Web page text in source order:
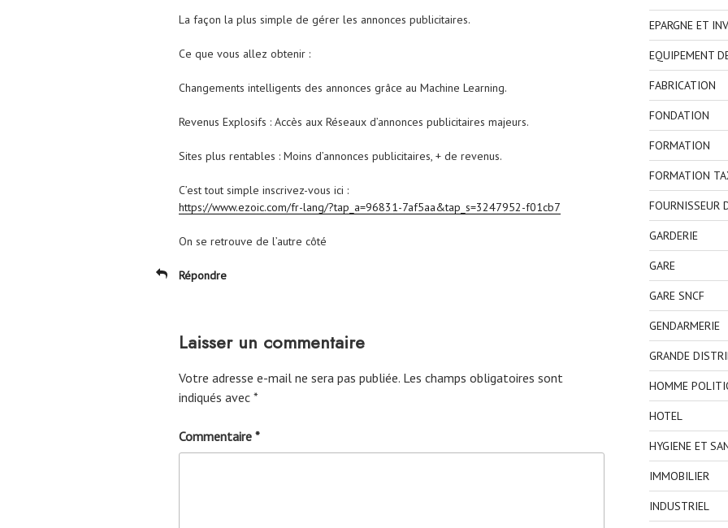
La façon la plus simple de gérer les annonces publicitaires.
Ce que vous allez obtenir :
Changements intelligents des annonces grâce au Machine Learning.
Revenus Explosifs : Accès aux Réseaux d’annonces publicitaires majeurs.
Sites plus rentables : Moins d’annonces publicitaires, + de revenus.
C’est tout simple inscrivez-vous ici :
https://www.ezoic.com/fr-lang/?tap_a=96831-7af5aa&tap_s=3247952-f01cb7
On se retrouve de l’autre côté
Répondre
Laisser un commentaire
Votre adresse e-mail ne sera pas publiée. Les champs obligatoires sont
indiqués avec *
Commentaire *
EPARGNE ET
EQUIPEMENT
FABRICATION
FONDATION
FORMATION
FORMATION
FOURNISSEUR
GARDERIE
GARE
GARE SNCF
GENDARMERIE
GRANDE
HOMME
HOTEL
HYGIENE ET
IMMOBILIER
INDUSTRIEL